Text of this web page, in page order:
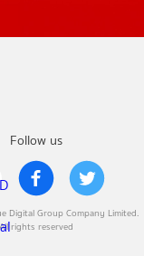
Follow us
Digital Group Company Limited.
All rights reserved